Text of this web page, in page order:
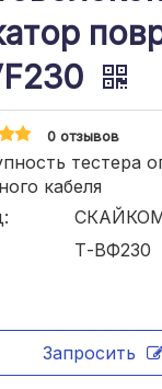
0 отзывов
тестера
кабеля
Т-ВФ230
Запросить